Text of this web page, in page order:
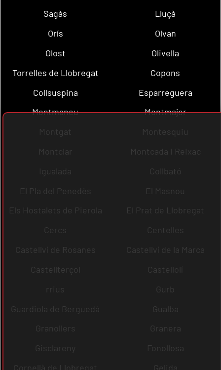
Sagàs
Lluçà
Orís
Olvan
Olost
Olivella
Torrelles de Llobregat
Copons
Collsuspina
Esparreguera
Montmaneu
Montmajor
Montgat
Montesquiu
Montclar
Montcada i Reixac
Igualada
Collbató
El Pla del Penedès
El Masnou
Els Hostalets de Pierola
El Prat de Llobregat
Cercs
Centelles
Castellví de Rosanes
Castellví de la Marca
Castellterçol
Castellolí
rrius
Gurb
Guardiola de Berguedà
Gualba
Granollers
Granera
Gisclareny
Fonollosa
Cornellà de Llobregat
Gelida